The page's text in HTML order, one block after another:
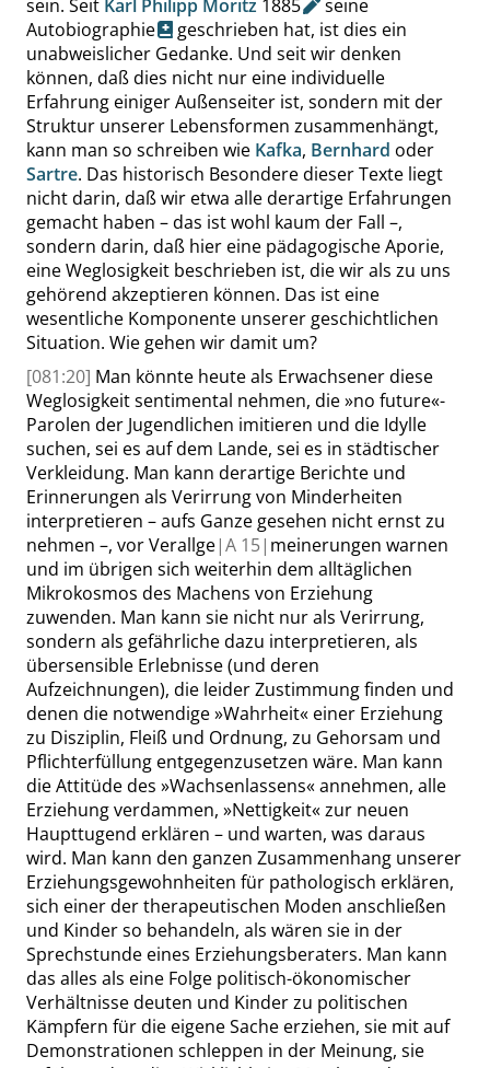
sein. Seit Karl Philipp Moritz 1885
seine
Autobiographie
geschrieben hat, ist dies ein
unabweislicher Gedanke. Und seit wir denken
können, daß dies nicht nur eine individuelle
Erfahrung einiger Außenseiter ist, sondern mit der
Struktur unserer Lebensformen zusammenhängt,
kann man so schreiben wie Kafka, Bernhard oder
Sartre. Das historisch Besondere dieser Texte liegt
nicht darin, daß wir etwa alle derartige Erfahrungen
gemacht haben – das ist wohl kaum der Fall –,
sondern darin, daß hier eine pädagogische Aporie,
eine Weglosigkeit beschrieben ist, die wir als zu uns
gehörend akzeptieren können. Das ist eine
wesentliche Komponente unserer geschichtlichen
Situation. Wie gehen wir damit um?
[081:20] Man könnte heute als Erwachsener diese
Weglosigkeit sentimental nehmen, die»no future«-
Parolen der Jugendlichen imitieren und die Idylle
suchen, sei es auf dem Lande, sei es in städtischer
Verkleidung. Man kann derartige Berichte und
Erinnerungen als Verirrung von Minderheiten
interpretieren – aufs Ganze gesehen nicht ernst zu
nehmen –, vor Verallge|A 15| meinerungen warnen
und im übrigen sich weiterhin dem alltäglichen
Mikrokosmos des Machens von Erziehung
zuwenden. Man kann sie nicht nur als Verirrung,
sondern als gefährliche dazu interpretieren, als
übersensible Erlebnisse (und deren
Aufzeichnungen), die leider Zustimmung finden und
denen die notwendige»Wahrheit« einer Erziehung
zu Disziplin, Fleiß und Ordnung, zu Gehorsam und
Pflichterfüllung entgegenzusetzen wäre. Man kann
die Attitüde des »Wachsenlassens«annehmen, alle
Erziehung verdammen, »Nettigkeit«zur neuen
Haupttugend erklären – und warten, was daraus
wird. Man kann den ganzen Zusammenhang unserer
Erziehungsgewohnheiten für pathologisch erklären,
sich einer der therapeutischen Moden anschließen
und Kinder so behandeln, als wären sie in der
Sprechstunde eines Erziehungsberaters. Man kann
das alles als eine Folge politisch-ökonomischer
Verhältnisse deuten und Kinder zu politischen
Kämpfern für die eigene Sache erziehen, sie mit auf
Demonstrationen schleppen in der Meinung, sie